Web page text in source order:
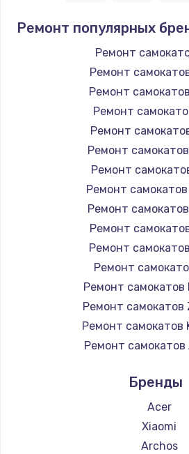
Ремонт популярных
Ремонт
Ремонт
Ремонт
Ремонт
Ремонт
Ремонт
Ремонт
Ремонт
Ремонт
Ремонт
Ремонт
Ремонт
Ремонт самокатов
Ремонт самокатов
Ремонт самокатов
Ремонт самокатов
Ремонт
Ремонт самокатов
Ремонт
Ремонт самокатов
Бренды
Acer
Xiaomi
Archos